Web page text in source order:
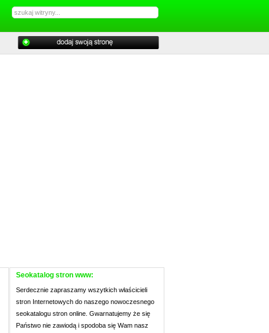
Seokatalog stron www:
Serdecznie zapraszamy wszytkich właścicieli
stron Internetowych do naszego nowoczesnego
seokatalogu stron online. Gwarnatujemy że się
Państwo nie zawiodą i spodoba się Wam nasz